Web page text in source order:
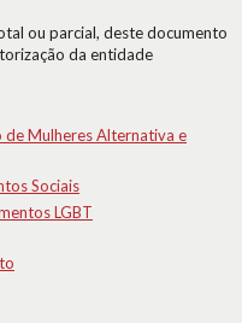
ou parcial, deste documento
da entidade
de Mulheres Alternativa e
Sociais
LGBT